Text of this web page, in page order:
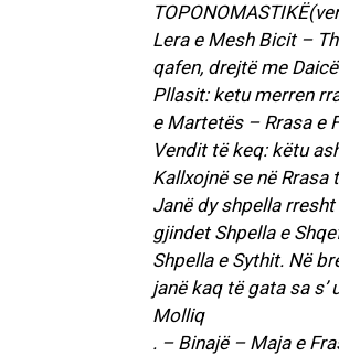
Lera e Mesh Bicit –
qafen, drejtë me
Pllasit: ketu merren
e Martetës – Rrasa e
Vendit të keq: këtu
Kallxojnë se në Rrasa
Janë dy shpella
gjindet Shpella e
Shpella e Sythit. Në
janë kaq të gata sa
Molliq
. – Binajë – Maja e